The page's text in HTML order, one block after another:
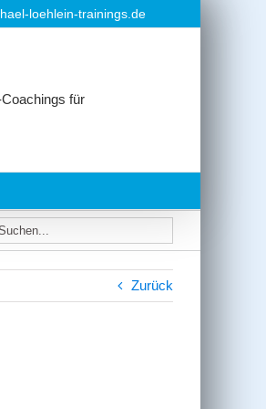
loehlein-trainings.de
für
Zurück